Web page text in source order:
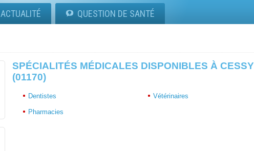
ACTUALITÉ QUESTION DE SANTÉ
SPÉCIALITÉS MÉDICALES DISPONIBLES À CESSY
(01170)
Dentistes
Pharmacies
Vétérinaires